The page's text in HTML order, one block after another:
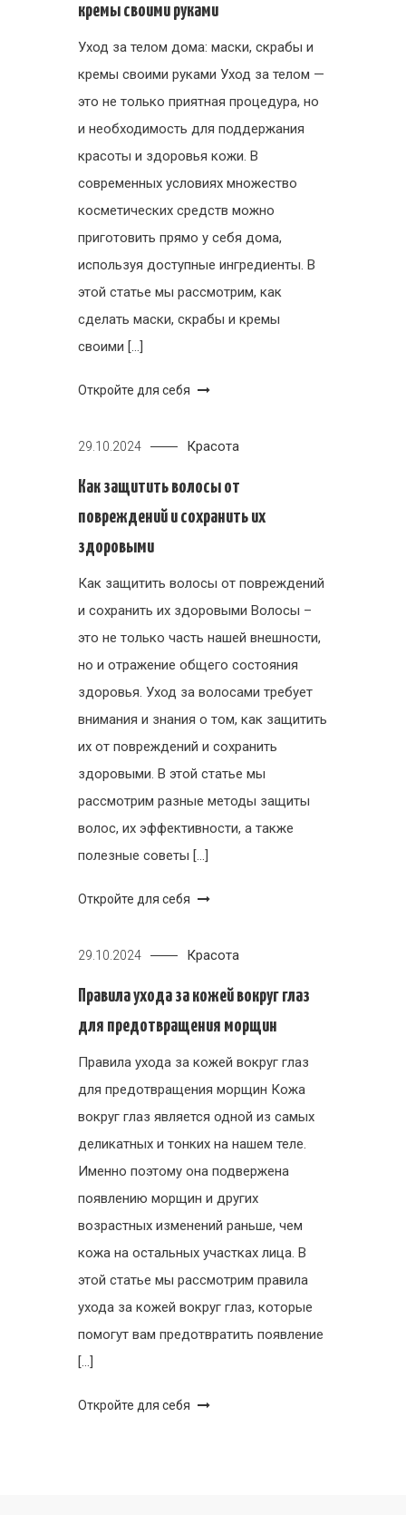
кремы своими руками
Уход за телом дома: маски, скрабы и
кремы своими руками Уход за телом —
это не только приятная процедура, но
и необходимость для поддержания
красоты и здоровья кожи. В
современных условиях множество
косметических средств можно
приготовить прямо у себя дома,
используя доступные ингредиенты. В
этой статье мы рассмотрим, как
сделать маски, скрабы и кремы
своими […]
Откройте для себя
29.10.2024 Красота
Как защитить волосы от
повреждений и сохранить их
здоровыми
Как защитить волосы от повреждений
и сохранить их здоровыми Волосы –
это не только часть нашей внешности,
но и отражение общего состояния
здоровья. Уход за волосами требует
внимания и знания о том, как защитить
их от повреждений и сохранить
здоровыми. В этой статье мы
рассмотрим разные методы защиты
волос, их эффективности, а также
полезные советы […]
Откройте для себя
29.10.2024 Красота
Правила ухода за кожей вокруг глаз
для предотвращения морщин
Правила ухода за кожей вокруг глаз
для предотвращения морщин Кожа
вокруг глаз является одной из самых
деликатных и тонких на нашем теле.
Именно поэтому она подвержена
появлению морщин и других
возрастных изменений раньше, чем
кожа на остальных участках лица. В
этой статье мы рассмотрим правила
ухода за кожей вокруг глаз, которые
помогут вам предотвратить появление
[…]
Откройте для себя